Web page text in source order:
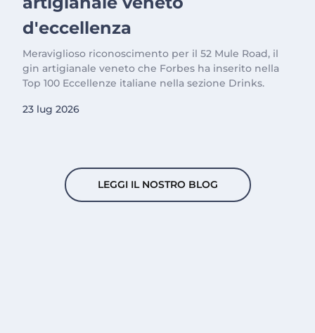
d'eccellenza
Meraviglioso riconoscimento per il 52 Mule Road, il
gin artigianale veneto che Forbes ha inserito nella
Top 100 Eccellenze italiane nella sezione Drinks.
23 lug 2026
LEGGI IL NOSTRO BLOG